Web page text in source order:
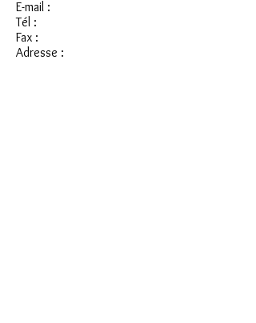
E-mail :
Tél :
Fax :
Adresse :